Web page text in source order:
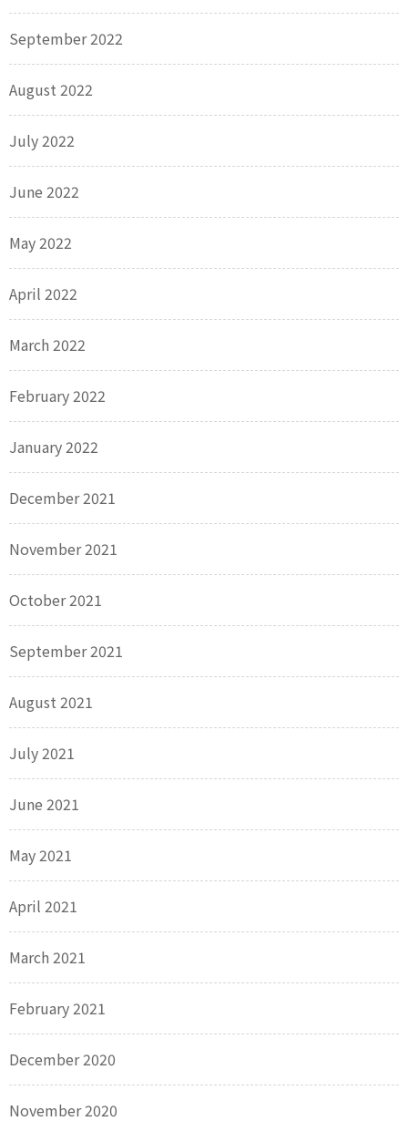
September 2022
August 2022
July 2022
June 2022
May 2022
April 2022
March 2022
February 2022
January 2022
December 2021
November 2021
October 2021
September 2021
August 2021
July 2021
June 2021
May 2021
April 2021
March 2021
February 2021
December 2020
November 2020